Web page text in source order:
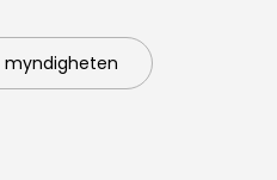
myndigheten